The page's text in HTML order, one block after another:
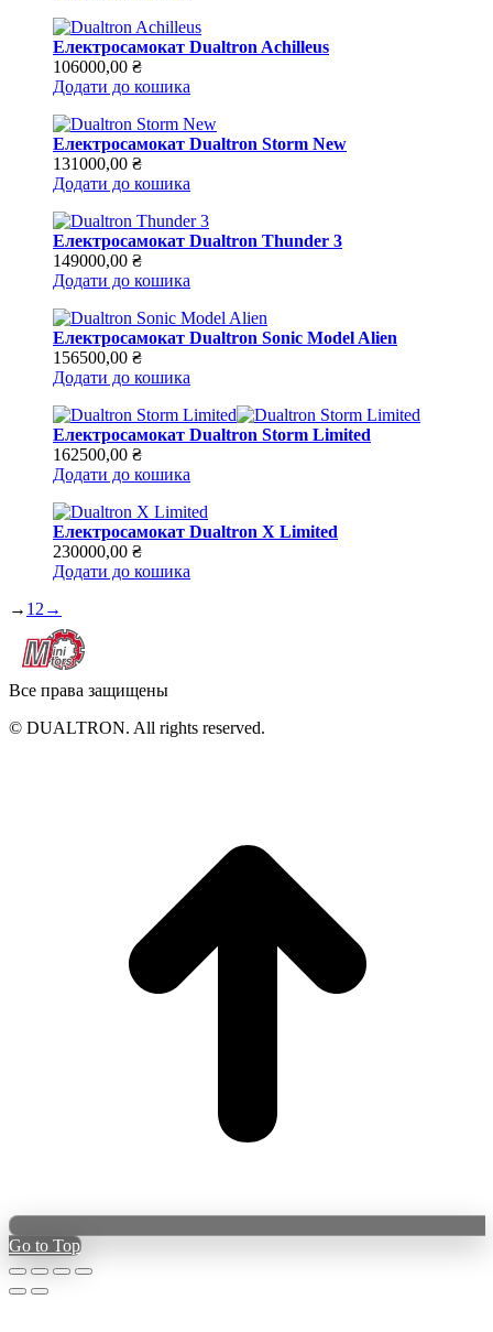
Електросамокат Dualtron Achilleus
106000,00 ₴
Додати до кошика
Електросамокат Dualtron Storm New
131000,00 ₴
Додати до кошика
Електросамокат Dualtron Thunder 3
149000,00 ₴
Додати до кошика
Електросамокат Dualtron Sonic Model Alien
156500,00 ₴
Додати до кошика
Електросамокат Dualtron Storm Limited
162500,00 ₴
Додати до кошика
Електросамокат Dualtron X Limited
230000,00 ₴
Додати до кошика
→ 1 2 →
Все права защищены
© DUALTRON. All rights reserved.
Go to Top